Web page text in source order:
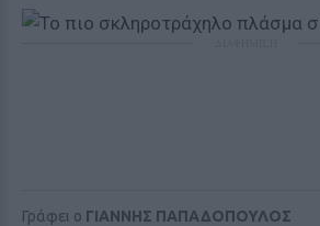
Γράφει ο ΓΙΑΝΝΗΣ ΠΑΠΑΔΟΠΟΥΛΟΣ